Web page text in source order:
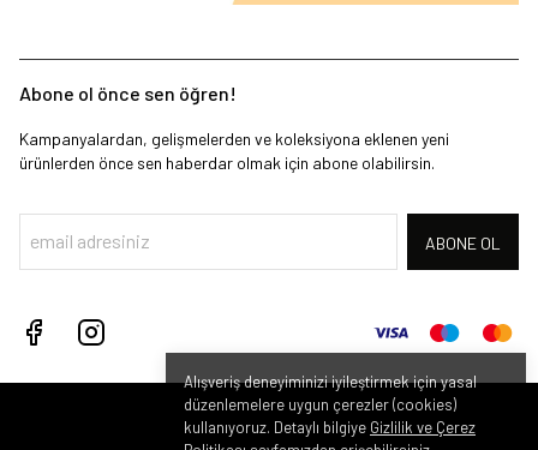
Alışveriş deneyiminizi iyileştirmek için yasal
düzenlemelere uygun çerezler (cookies)
kullanıyoruz. Detaylı bilgiye Gizlilik ve Çerez
Abone ol önce sen öğren!
Kampanyalardan, gelişmelerden ve koleksiyona eklenen yeni
ürünlerden önce sen haberdar olmak için abone olabilirsin.
ABONE OL